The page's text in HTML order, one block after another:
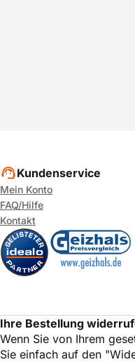
Kundenservice
Mein Konto
FAQ/Hilfe
Kontakt
Ihre Bestellung
Wenn Sie von Ihrem
Sie einfach auf den